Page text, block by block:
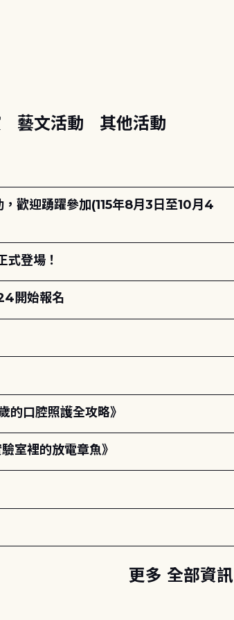
藝文活動 其他活動
歡迎踴躍參加(115年8月3日至10月4
式登場！
開始報名
的口腔照護全攻略》
室裡的放電章魚》
更多 全部資訊